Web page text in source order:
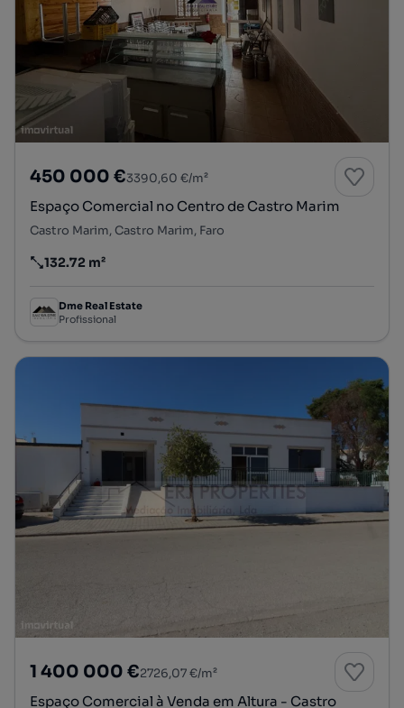
450 000 €3390,60 €/m²
Espaço Comercial no Centro de Castro Marim
Castro Marim, Castro Marim, Faro
Preço por metro quadrado
132.72 m²
Dme Real Estate
Profissional
1 400 000 €2726,07 €/m²
Espaço Comercial à Venda em Altura - Castro